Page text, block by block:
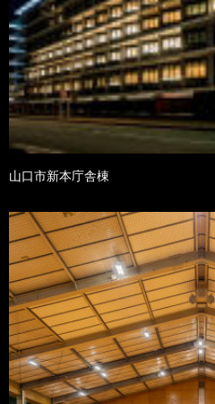
山口市新本庁舎棟